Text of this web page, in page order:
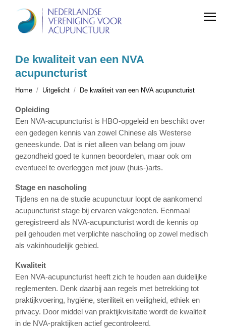
De kwaliteit van een NVA
acupuncturist
Home Uitgelicht De kwaliteit van een NVA acupuncturist
Opleiding
Een NVA-acupuncturist is HBO-opgeleid en beschikt over
een gedegen kennis van zowel Chinese als Westerse
geneeskunde. Dat is niet alleen van belang om jouw
gezondheid goed te kunnen beoordelen, maar ook om
eventueel te overleggen met jouw (huis-)arts.
Stage en nascholing
Tijdens en na de studie acupunctuur loopt de aankomend
acupuncturist stage bij ervaren vakgenoten. Eenmaal
geregistreerd als NVA-acupuncturist wordt de kennis op
peil gehouden met verplichte nascholing op zowel medisch
als vakinhoudelijk gebied.
Kwaliteit
Een NVA-acupuncturist heeft zich te houden aan duidelijke
reglementen. Denk daarbij aan regels met betrekking tot
praktijkvoering, hygiëne, steriliteit en veiligheid, ethiek en
privacy. Door middel van praktijkvisitatie wordt de kwaliteit
in de NVA-praktijken actief gecontroleerd.